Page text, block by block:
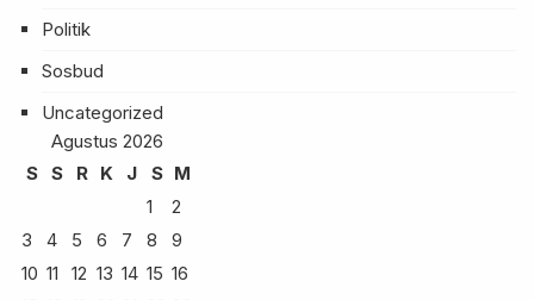
Politik
Sosbud
Uncategorized
Agustus 2026
S
S R K J S M
1
2
3
4 5 6 7 8
9
10 11 12 13 14 15 16